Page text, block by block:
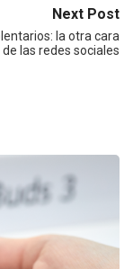
Next Post
la otra cara
de las redes sociales